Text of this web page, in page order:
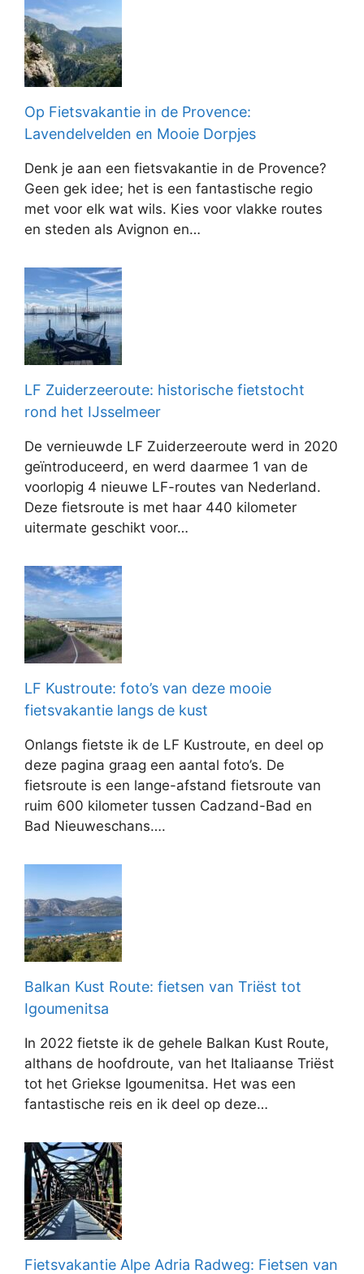
Op Fietsvakantie in de Provence:
Lavendelvelden en Mooie Dorpjes
Denk je aan een fietsvakantie in de Provence?
Geen gek idee; het is een fantastische regio
met voor elk wat wils. Kies voor vlakke routes
en steden als Avignon en…
LF Zuiderzeeroute: historische fietstocht
rond het IJsselmeer
De vernieuwde LF Zuiderzeeroute werd in 2020
geïntroduceerd, en werd daarmee 1 van de
voorlopig 4 nieuwe LF-routes van Nederland.
Deze fietsroute is met haar 440 kilometer
uitermate geschikt voor…
LF Kustroute: foto’s van deze mooie
fietsvakantie langs de kust
Onlangs fietste ik de LF Kustroute, en deel op
deze pagina graag een aantal foto’s. De
fietsroute is een lange-afstand fietsroute van
ruim 600 kilometer tussen Cadzand-Bad en
Bad Nieuweschans….
Balkan Kust Route: fietsen van Triëst tot
Igoumenitsa
In 2022 fietste ik de gehele Balkan Kust Route,
althans de hoofdroute, van het Italiaanse Triëst
tot het Griekse Igoumenitsa. Het was een
fantastische reis en ik deel op deze…
Fietsvakantie Alpe Adria Radweg: Fietsen van